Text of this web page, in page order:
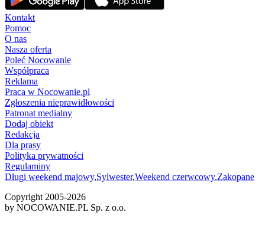
Kontakt
Pomoc
O nas
Nasza oferta
Poleć Nocowanie
Współpraca
Reklama
Praca w Nocowanie.pl
Zgłoszenia nieprawidłowości
Patronat medialny
Dodaj obiekt
Redakcja
Dla prasy
Polityka prywatności
Regulaminy
Długi weekend majowy,Sylwester,Weekend czerwcowy,Zakopane
Copyright 2005-2026
by NOCOWANIE.PL Sp. z o.o.